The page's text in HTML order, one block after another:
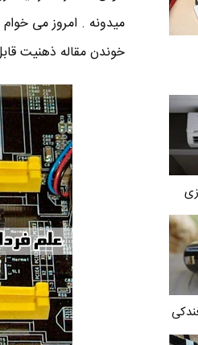
خوندن مقاله ذهنیت